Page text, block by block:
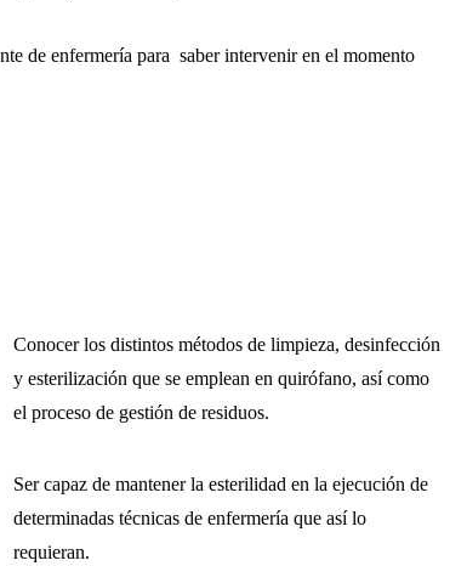
de enfermería para saber intervenir en el momento
Conocer los distintos métodos de limpieza, desinfección
y esterilización que se emplean en quirófano, así como
el proceso de gestión de residuos.
Ser capaz de mantener la esterilidad en la ejecución de
determinadas técnicas de enfermería que así lo
requieran.